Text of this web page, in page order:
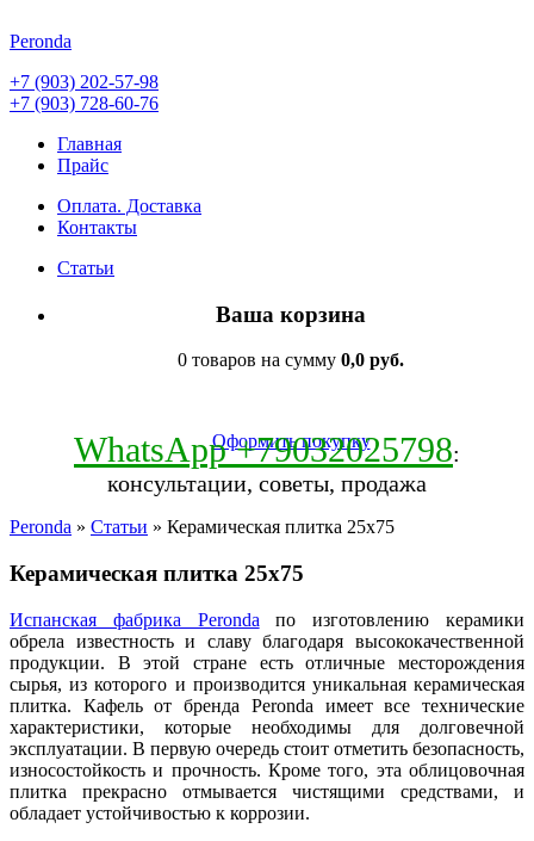
Peronda
+7 (903) 202-57-98
+7 (903) 728-60-76
Главная
Прайс
Оплата. Доставка
Контакты
Статьи
Ваша корзина
0 товаров на сумму 0,0 руб.
Оформить покупку
WhatsApp +79032025798:
консультации, советы, продажа
Peronda » Статьи » Керамическая плитка 25х75
Керамическая плитка 25х75
Испанская фабрика Peronda по изготовлению керамики
обрела известность и славу благодаря высококачественной
продукции. В этой стране есть отличные месторождения
сырья, из которого и производится уникальная керамическая
плитка. Кафель от бренда Peronda имеет все технические
характеристики, которые необходимы для долговечной
эксплуатации. В первую очередь стоит отметить безопасность,
износостойкость и прочность. Кроме того, эта облицовочная
плитка прекрасно отмывается чистящими средствами, и
обладает устойчивостью к коррозии.